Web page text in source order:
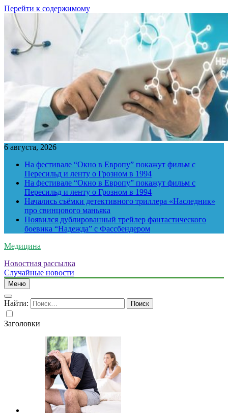
Перейти к содержимому
6 августа, 2026
На фестивале “Окно в Европу” покажут фильм с
Пересильд и ленту о Грозном в 1994
На фестивале “Окно в Европу” покажут фильм с
Пересильд и ленту о Грозном в 1994
Начались съёмки детективного триллера «Наследник»
про свинцового маньяка
Появился дублированный трейлер фантастического
боевика “Надежда” с Фассбендером
Медицина
Новостная рассылка
Случайные новости
Меню
Найти:
Заголовки